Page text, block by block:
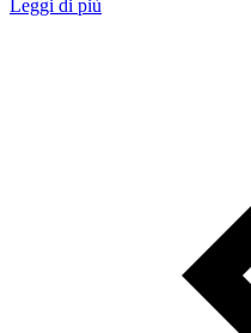
Leggi di più